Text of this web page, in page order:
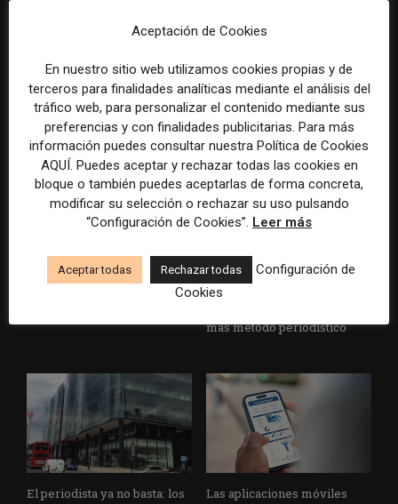
Cómo adelantarse a los
en las noticias de última hora:
el ejemplo de USA Today
durante el Mundial de...
Cuando el lector ya no llega
llegar a sus rutinas
Usar la IA solo para producir
más rápido no transformará
Doce lecciones de Oxford
para las redacciones: menos
más método periodístico
El periodista ya no basta: los
Las aplicaciones móviles
Aceptación de Cookies
En nuestro sitio web utilizamos cookies propias y de
terceros para finalidades analíticas mediante el análisis del
tráfico web, para personalizar el contenido mediante sus
preferencias y con finalidades publicitarias. Para más
información puedes consultar nuestra Política de Cookies
AQUÍ. Puedes aceptar y rechazar todas las cookies en
bloque o también puedes aceptarlas de forma concreta,
modificar su selección o rechazar su uso pulsando
“Configuración de Cookies”. Leer más
Aceptar todas Rechazar todas
Configuración de
Cookies